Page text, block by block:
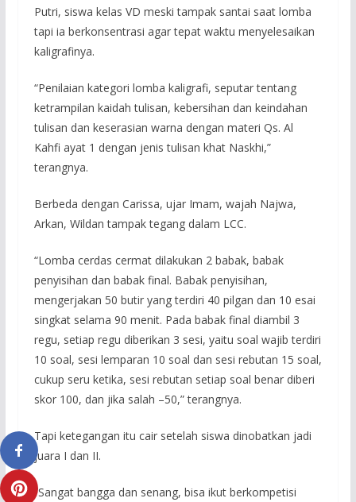
Putri, siswa kelas VD meski tampak santai saat lomba
tapi ia berkonsentrasi agar tepat waktu menyelesaikan
kaligrafinya.
“Penilaian kategori lomba kaligrafi, seputar tentang
ketrampilan kaidah tulisan, kebersihan dan keindahan
tulisan dan keserasian warna dengan materi Qs. Al
Kahfi ayat 1 dengan jenis tulisan khat Naskhi,”
terangnya.
Berbeda dengan Carissa, ujar Imam, wajah Najwa,
Arkan, Wildan tampak tegang dalam LCC.
“Lomba cerdas cermat dilakukan 2 babak, babak
penyisihan dan babak final. Babak penyisihan,
mengerjakan 50 butir yang terdiri 40 pilgan dan 10 esai
singkat selama 90 menit. Pada babak final diambil 3
regu, setiap regu diberikan 3 sesi, yaitu soal wajib terdiri
10 soal, sesi lemparan 10 soal dan sesi rebutan 15 soal,
cukup seru ketika, sesi rebutan setiap soal benar diberi
skor 100, dan jika salah –50,” terangnya.
Tapi ketegangan itu cair setelah siswa dinobatkan jadi
juara I dan II.
“Sangat bangga dan senang, bisa ikut berkompetisi